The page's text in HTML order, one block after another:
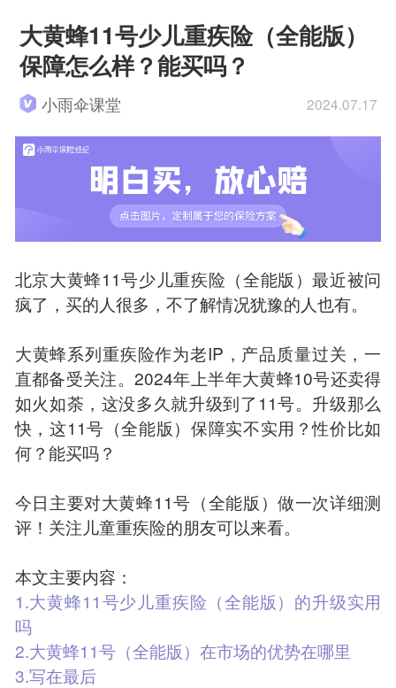
大黄蜂11号少儿重疾险（全能版）
保障怎么样？能买吗？
小雨伞课堂 2024.07.17
北京大黄蜂11号少儿重疾险（全能版）最近被问
疯了，买的人很多，不了解情况犹豫的人也有。
大黄蜂系列重疾险作为老IP，产品质量过关，一
直都备受关注。2024年上半年大黄蜂10号还卖得
如火如荼，这没多久就升级到了11号。升级那么
快，这11号（全能版）保障实不实用？性价比如
何？能买吗？
今日主要对大黄蜂11号（全能版）做一次详细测
评！关注儿童重疾险的朋友可以来看。
本文主要内容：
1.大黄蜂11号少儿重疾险（全能版）的升级实用
吗
2.大黄蜂11号（全能版）在市场的优势在哪里
3.写在最后